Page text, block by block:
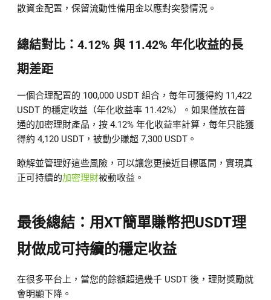
散資金配置，保留流動性備用金以應對突發情況。
總結對比：4.12% 與 11.42% 年化收益的長
期差距
一個合理配置的 100,000 USDT 組合，每年可獲得約 11,422
USDT 的穩定收益（年化收益率 11.42%）。如果僅放在普
通的加密理財產品，按 4.12% 年化收益率計算，每年只能獲
得約 4,120 USDT，被動少賺超 7,300 USDT。
瞭解並管理好這些風險，可以讓您更接近目標區間，實現真
正可持續的加密理財被動收益。
最後總結：用XT簡單賺幣把USDT理
財做成可持續的穩定收益
在很多平台上，當您的餘額超過幾千 USDT 後，理財獎勵就
會明顯下降。